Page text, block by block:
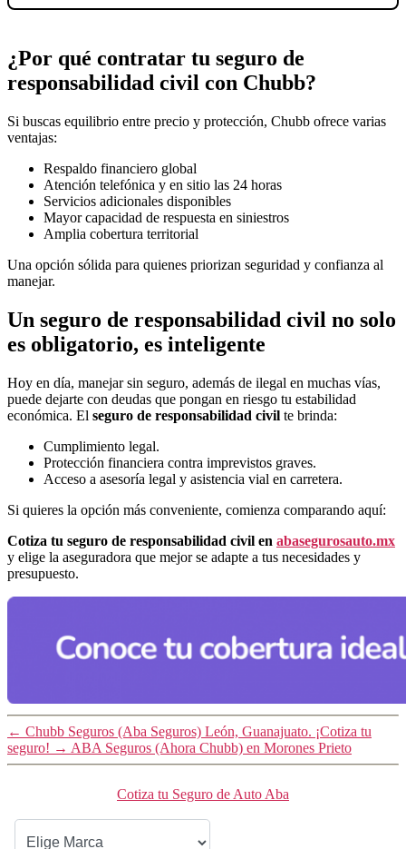
¿Por qué contratar tu seguro de
responsabilidad civil con Chubb?
Si buscas equilibrio entre precio y protección, Chubb ofrece varias
ventajas:
Respaldo financiero global
Atención telefónica y en sitio las 24 horas
Servicios adicionales disponibles
Mayor capacidad de respuesta en siniestros
Amplia cobertura territorial
Una opción sólida para quienes priorizan seguridad y confianza al
manejar.
Un seguro de responsabilidad civil no solo
es obligatorio, es inteligente
Hoy en día, manejar sin seguro, además de ilegal en muchas vías,
puede dejarte con deudas que pongan en riesgo tu estabilidad
económica. El seguro de responsabilidad civil te brinda:
Cumplimiento legal.
Protección financiera contra imprevistos graves.
Acceso a asesoría legal y asistencia vial en carretera.
Si quieres la opción más conveniente, comienza comparando aquí:
Cotiza tu seguro de responsabilidad civil en abasegurosauto.mx
y elige la aseguradora que mejor se adapte a tus necesidades y
presupuesto.
← Chubb Seguros (Aba Seguros) León, Guanajuato. ¡Cotiza tu
seguro! → ABA Seguros (Ahora Chubb) en Morones Prieto
Cotiza tu Seguro de Auto Aba